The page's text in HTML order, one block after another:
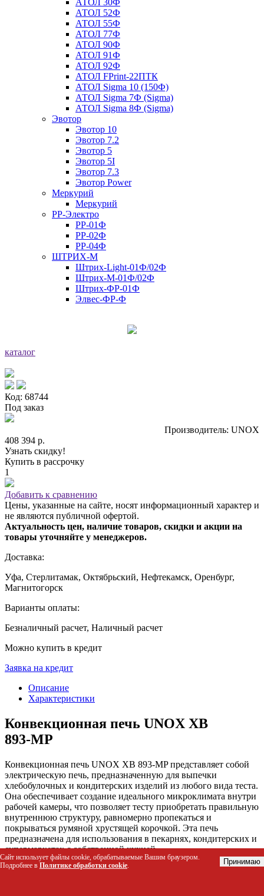
АТОЛ 52Ф
АТОЛ 55Ф
АТОЛ 77Ф
АТОЛ 90Ф
АТОЛ 91Ф
АТОЛ 92Ф
АТОЛ FPrint-22ПТК
АТОЛ Sigma 10 (150Ф)
АТОЛ Sigma 7Ф (Sigma)
АТОЛ Sigma 8Ф (Sigma)
Эвотор
Эвотор 10
Эвотор 7.2
Эвотор 5
Эвотор 5I
Эвотор 7.3
Эвотор Power
Меркурий
Меркурий
РР-Электро
РР-01Ф
РР-02Ф
РР-04Ф
ШТРИХ-М
Штрих-Light-01Ф/02Ф
Штрих-М-01Ф/02Ф
Штрих-ФР-01Ф
Элвес-ФР-Ф
каталог
Код: 68744
Под заказ
Производитель: UNOX
408 394 р.
Узнать скидку!
Купить в рассрочку
1
Добавить к сравнению
Цены, указанные на сайте, носят информационный характер и
не являются публичной офертой.
Актуальность цен, наличие товаров, скидки и акции на
товары уточняйте у менеджеров.
Доставка:
Уфа, Стерлитамак, Октябрьский, Нефтекамск, Оренбург,
Магнитогорск
Варианты оплаты:
Безналичный расчет, Наличный расчет
Можно купить в кредит
Заявка на кредит
Описание
Характеристики
Конвекционная печь UNOX XB
893‑MP
Конвекционная печь UNOX XB 893-MP представляет собой
электрическую печь, предназначенную для выпечки
хлебобулочных и кондитерских изделий из любого вида теста.
Она обеспечивает создание идеального микроклимата внутри
рабочей камеры, что позволяет тесту приобретать правильную
внутреннюю структуру, равномерно пропекаться и
покрываться румяной хрустящей корочкой. Эта печь
предназначена для использования в пекарнях, кондитерских и
супермаркетах с собственной кухней.
Кому будет полезен этот товар
Сайт использует файлы cookie, обрабатываемые Вашим браузером.
Подробнее в Политике обработки cookie. Принимаю